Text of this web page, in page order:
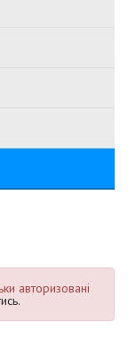
авторизовані